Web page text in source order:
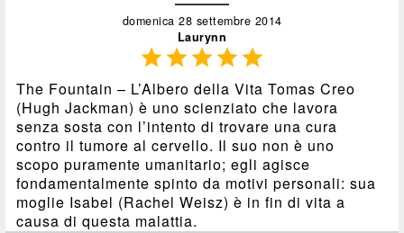
domenica 28 settembre 2014
Laurynn

The Fountain – L’Albero della Vita Tomas Creo
(Hugh Jackman) è uno scienziato che lavora
senza sosta con l’intento di trovare una cura
contro il tumore al cervello. Il suo non è uno
scopo puramente umanitario; egli agisce
fondamentalmente spinto da motivi personali: sua
moglie Isabel (Rachel Weisz) è in fin di vita a
causa di questa malattia.